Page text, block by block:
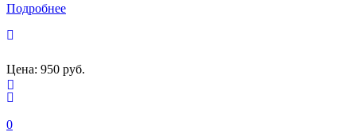
Подробнее
Цена: 950 руб.
0